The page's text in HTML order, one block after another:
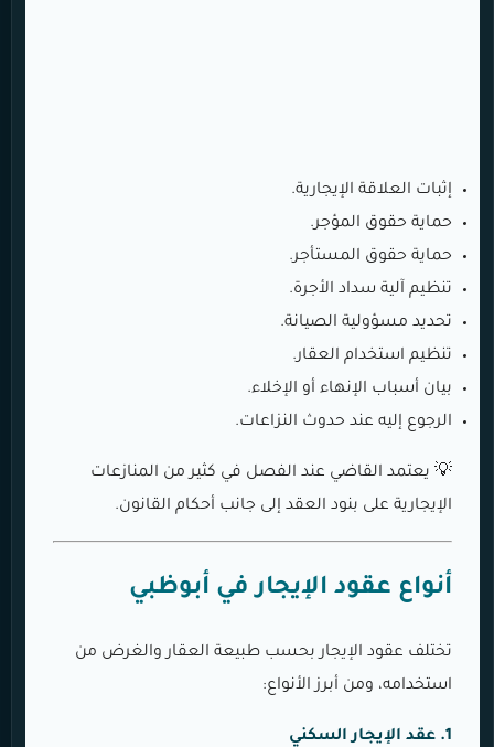
إثبات العلاقة الإيجارية.
حماية حقوق المؤجر.
حماية حقوق المستأجر.
تنظيم آلية سداد الأجرة.
تحديد مسؤولية الصيانة.
تنظيم استخدام العقار.
بيان أسباب الإنهاء أو الإخلاء.
الرجوع إليه عند حدوث النزاعات.
💡 يعتمد القاضي عند الفصل في كثير من المنازعات
الإيجارية على بنود العقد إلى جانب أحكام القانون.
أنواع عقود الإيجار في أبوظبي
تختلف عقود الإيجار بحسب طبيعة العقار والغرض من
استخدامه، ومن أبرز الأنواع:
1. عقد الإيجار السكني